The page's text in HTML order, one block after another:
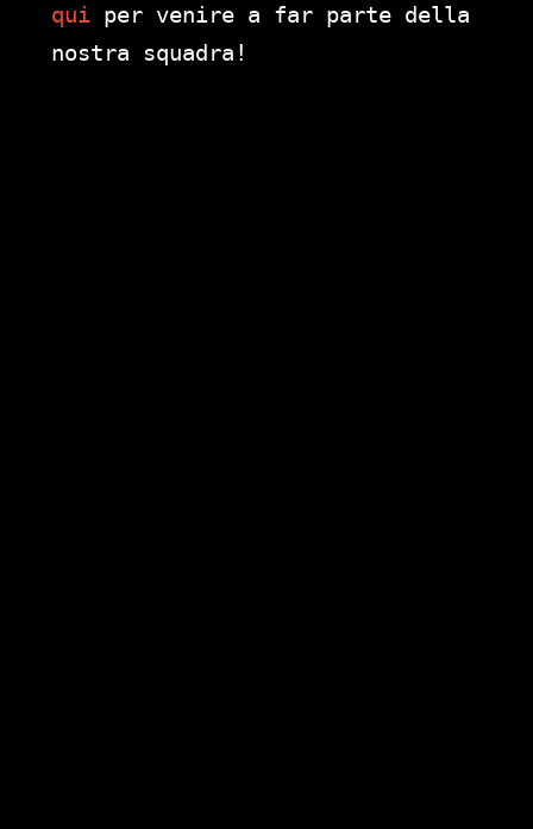
qui per venire a far parte della
nostra squadra!